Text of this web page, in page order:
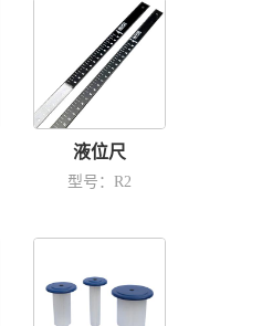
液位尺
型号：R2